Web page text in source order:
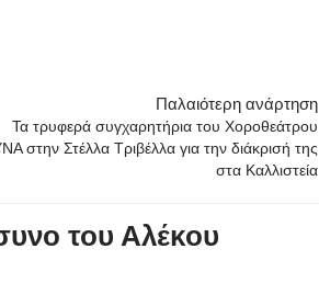
Παλαιότερη ανάρτηση
Τα τρυφερά συγχαρητήρια του Χοροθεάτρου
στην Στέλλα Τριβέλλα για την διάκρισή της
στα Καλλιστεία
του Αλέκου